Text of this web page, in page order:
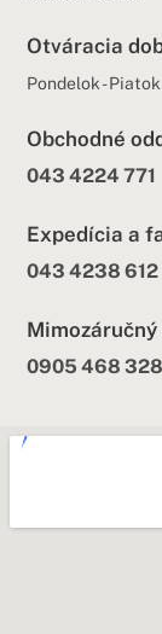
Otváracia
Pondelok - Piatok
Obchodné
043 4224 771
Expedícia a
043 4238 612
0905 468 328